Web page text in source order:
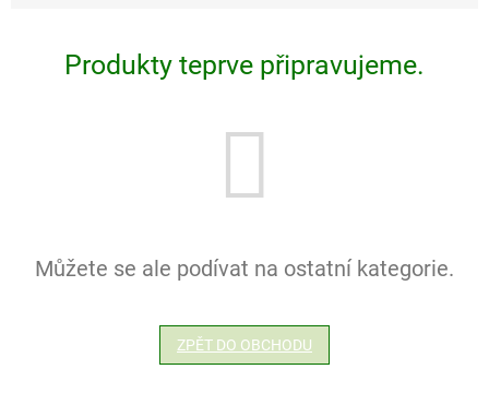
Produkty teprve připravujeme.
Můžete se ale podívat na ostatní kategorie.
ZPĚT DO OBCHODU